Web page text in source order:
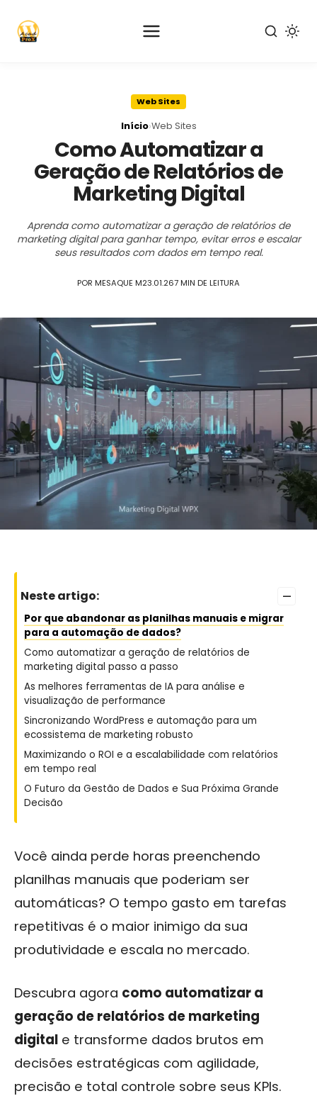
Web Sites
Início›Web Sites
Como Automatizar a
Geração de Relatórios de
Marketing Digital
Aprenda como automatizar a geração de relatórios de
marketing digital para ganhar tempo, evitar erros e escalar
seus resultados com dados em tempo real.
POR MESAQUE M23.01.267 MIN DE LEITURA
Neste artigo: –
Por que abandonar as planilhas manuais e migrar
para a automação de dados?
Como automatizar a geração de relatórios de
marketing digital passo a passo
As melhores ferramentas de IA para análise e
visualização de performance
Sincronizando WordPress e automação para um
ecossistema de marketing robusto
Maximizando o ROI e a escalabilidade com relatórios
em tempo real
O Futuro da Gestão de Dados e Sua Próxima Grande
Decisão
Você ainda perde horas preenchendo
planilhas manuais que poderiam ser
automáticas? O tempo gasto em tarefas
repetitivas é o maior inimigo da sua
produtividade e escala no mercado.
Descubra agora como automatizar a
geração de relatórios de marketing
digital e transforme dados brutos em
decisões estratégicas com agilidade,
precisão e total controle sobre seus KPIs.